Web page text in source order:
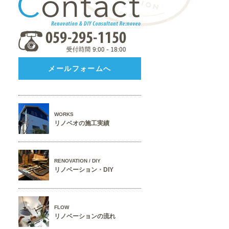
メールフォームへ
WORKS
リノベオの施工実績
RENOVATION / DIY
リノベーション・DIY
FLOW
リノベーションの流れ